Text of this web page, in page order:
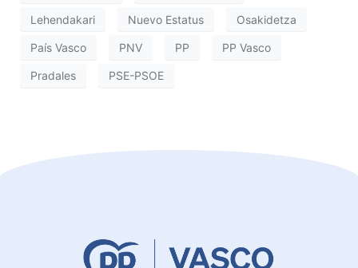
Lehendakari Nuevo Estatus Osakidetza
País Vasco PNV PP PP Vasco
Pradales PSE-PSOE